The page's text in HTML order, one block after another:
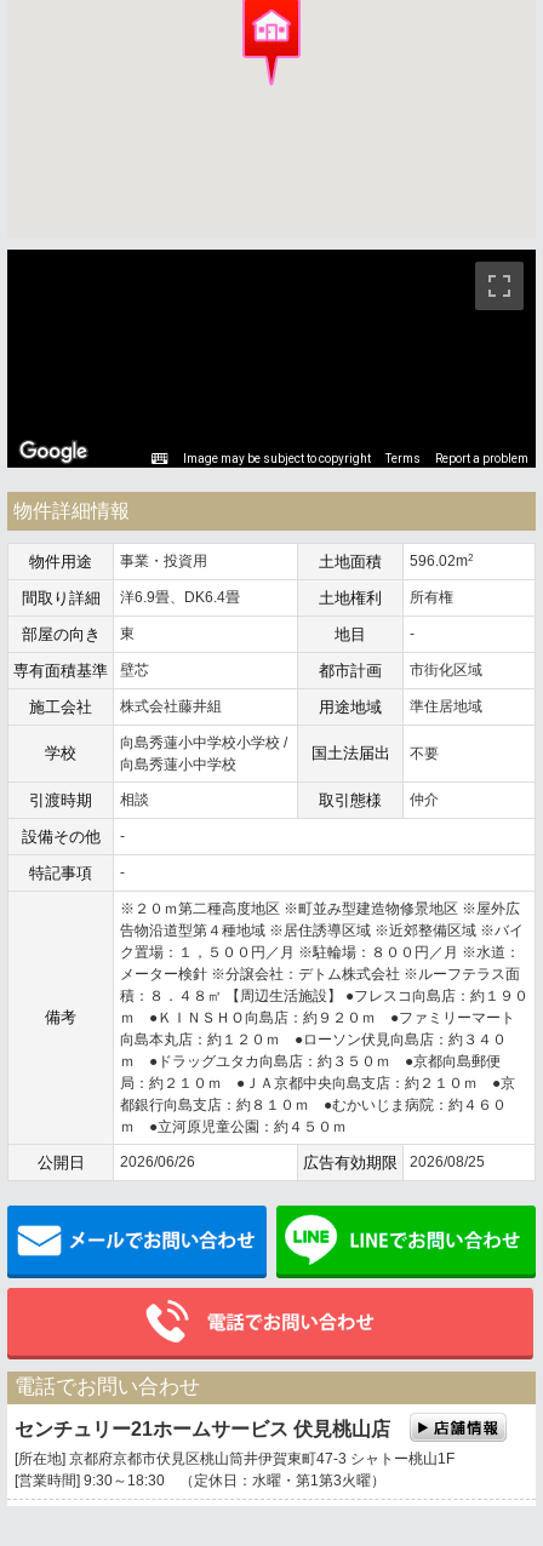
Image may be subject to copyright Terms Report a problem
物件詳細情報
物件用途 事業・投資用 土地面積 596.02m2
間取り詳細 洋6.9畳、DK6.4畳 土地権利 所有権
部屋の向き 東 地目 -
専有面積基準 壁芯 都市計画 市街化区域
施工会社 株式会社藤井組 用途地域 準住居地域
学校
向島秀蓮小中学校小学校 /
向島秀蓮小中学校
国土法届出 不要
引渡時期 相談 取引態様 仲介
設備その他 -
特記事項 -
備考
※２０ｍ第二種高度地区 ※町並み型建造物修景地区 ※屋外広
告物沿道型第４種地域 ※居住誘導区域 ※近郊整備区域 ※バイ
ク置場：１，５００円／月 ※駐輪場：８００円／月 ※水道：
メーター検針 ※分譲会社：デトム株式会社 ※ルーフテラス面
積：８．４８㎡ 【周辺生活施設】 ●フレスコ向島店：約１９０
ｍ ●ＫＩＮＳＨＯ向島店：約９２０ｍ ●ファミリーマート
向島本丸店：約１２０ｍ ●ローソン伏見向島店：約３４０
ｍ ●ドラッグユタカ向島店：約３５０ｍ ●京都向島郵便
局：約２１０ｍ ●ＪＡ京都中央向島支店：約２１０ｍ ●京
都銀行向島支店：約８１０ｍ ●むかいじま病院：約４６０
ｍ ●立河原児童公園：約４５０ｍ
公開日 2026/06/26 広告有効期限 2026/08/25
メールでお問い合わせ
電話でお問い合わせ
センチュリー21ホームサービス 伏見桃山店
[所在地] 京都府京都市伏見区桃山筒井伊賀東町47-3 シャトー桃山1F
[営業時間] 9:30～18:30 （定休日：水曜・第1第3火曜）